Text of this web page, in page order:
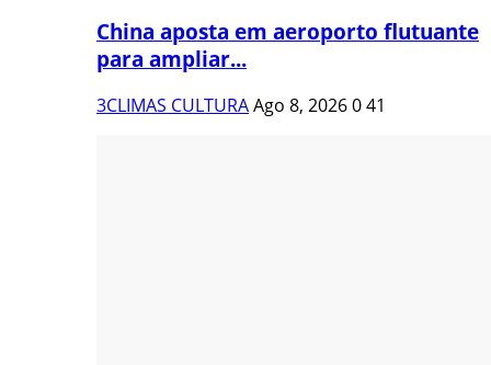
China aposta em aeroporto flutuante
para ampliar...
3CLIMAS CULTURAAgo 8, 2026041